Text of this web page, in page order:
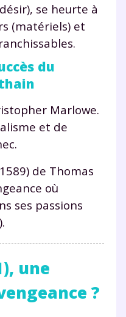
se heurte à
(matériels) et
du
Marlowe.
et de
de Thomas
où
ses passions
une
?